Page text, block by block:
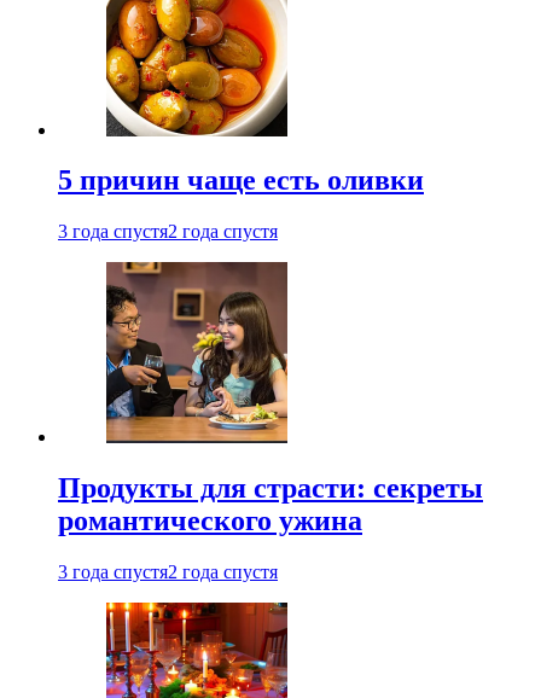
5 причин чаще есть оливки
3 года спустя2 года спустя
Продукты для страсти: секреты
романтического ужина
3 года спустя2 года спустя